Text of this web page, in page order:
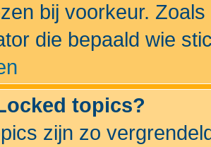
bij voorkeur.
die bepaald wie
topics?
zijn zo